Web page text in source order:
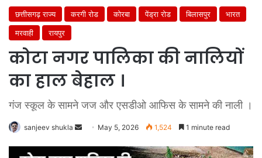
छत्तीसगढ़ राज्य करगी रोड कोरबा पेंड्रा रोड बिलासपुर
भारत
मरवाही
रायपुर
कोटा नगर पालिका की नालियों
का हाल बेहाल ।
गंज स्कूल के सामने जज और एसडीओ आफिस के सामने की नाली ।
sanjeev shukla
Send
email
May 5, 2026 1,524 1 minute read